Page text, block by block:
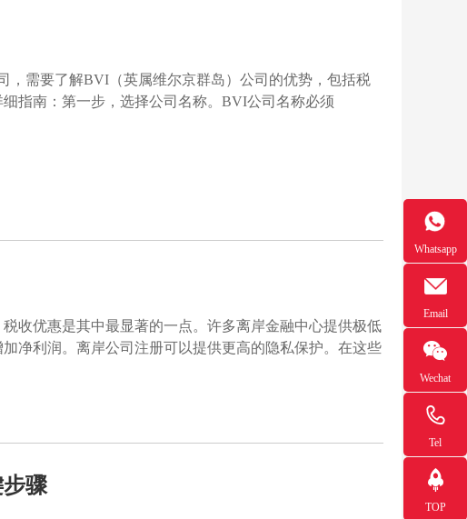
需要了解BVI（英属维尔京群岛）公司的优势，包括税
指南：第一步，选择公司名称。BVI公司名称必须
收优惠是其中最显著的一点。许多离岸金融中心提供极低
净利润。离岸公司注册可以提供更高的隐私保护。在这些
骤
Whatsapp
Email
Wechat
Tel
TOP